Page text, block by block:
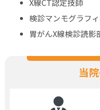
検診マンモグラフ
胃がんX線検診読影
当